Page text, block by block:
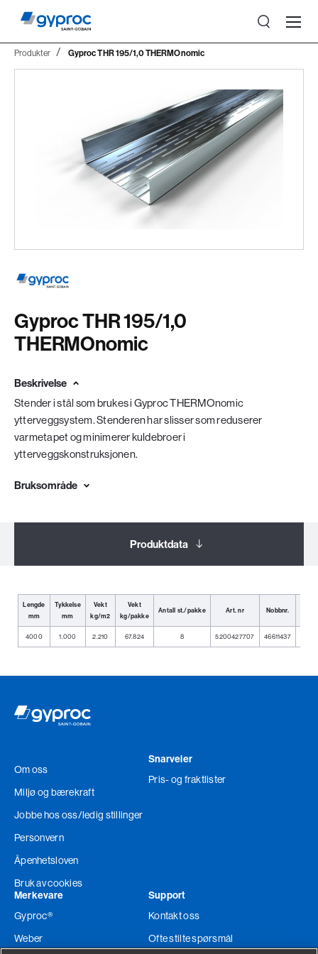
Produkter Gyproc THR 195/1,0 THERMOnomic
Gyproc THR 195/1,0
THERMOnomic
Beskrivelse
Stender i stål som brukes i Gyproc THERMOnomic
ytterveggsystem. Stenderen har slisser som reduserer
varmetapet og minimerer kuldebroer i
ytterveggskonstruksjonen.
Bruksområde
Produktdata
Relaterte produkter
Lengde
mm
Tykkelse
mm
Vekt
kg/m2
Vekt
kg/pakke
Antall st./pakke Art. nr Nobbnr.
4000 1.000 2.210 67.824 8 5200427707 46611437
Om oss
Miljø og bærekraft
Jobbe hos oss/ledig stillinger
Personvern
Åpenhetsloven
Bruk av cookies
Snarveier
Pris- og fraktlister
Merkevare
Gyproc®
Weber
Support
Kontakt oss
Ofte stilte spørsmål